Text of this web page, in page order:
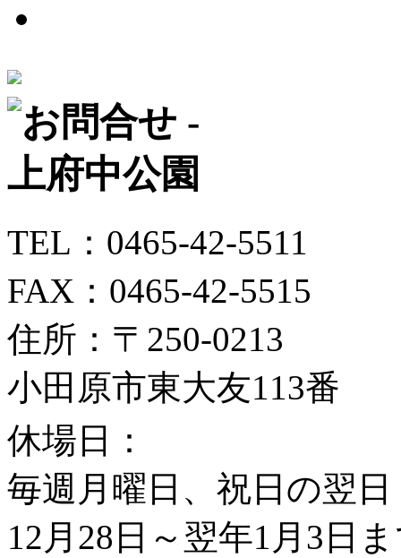
TEL： 0465-42-5511
FAX： 0465-42-5515
住所： 〒250-0213
小田原市東大友113番
休場日：
毎週月曜日、祝日の翌日
12月28日～翌年1月3日